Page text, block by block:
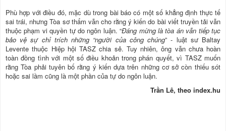
Phù hợp với điều đó, mặc dù trong bài báo có một số khẳng định thực tế
sai trái, nhưng Tòa sơ thẩm vẫn cho rằng ý kiến do bài viết truyền tải vẫn
thuộc phạm vi quyền tự do ngôn luận. “Đáng mừng là tòa án vẫn tiếp tục
bảo vệ sự chỉ trích những “người của công chúng” - luật sư Baltay
Levente thuộc Hiệp hội TASZ chia sẻ. Tuy nhiên, ông vẫn chưa hoàn
toàn đồng tình với một số điều khoản trong phán quyết, vì TASZ muốn
rằng Tòa phải tuyên bố rằng ý kiến dựa trên những cơ sở còn thiếu sót
hoặc sai lầm cũng là một phần của tự do ngôn luận.
Trần Lê, theo index.hu